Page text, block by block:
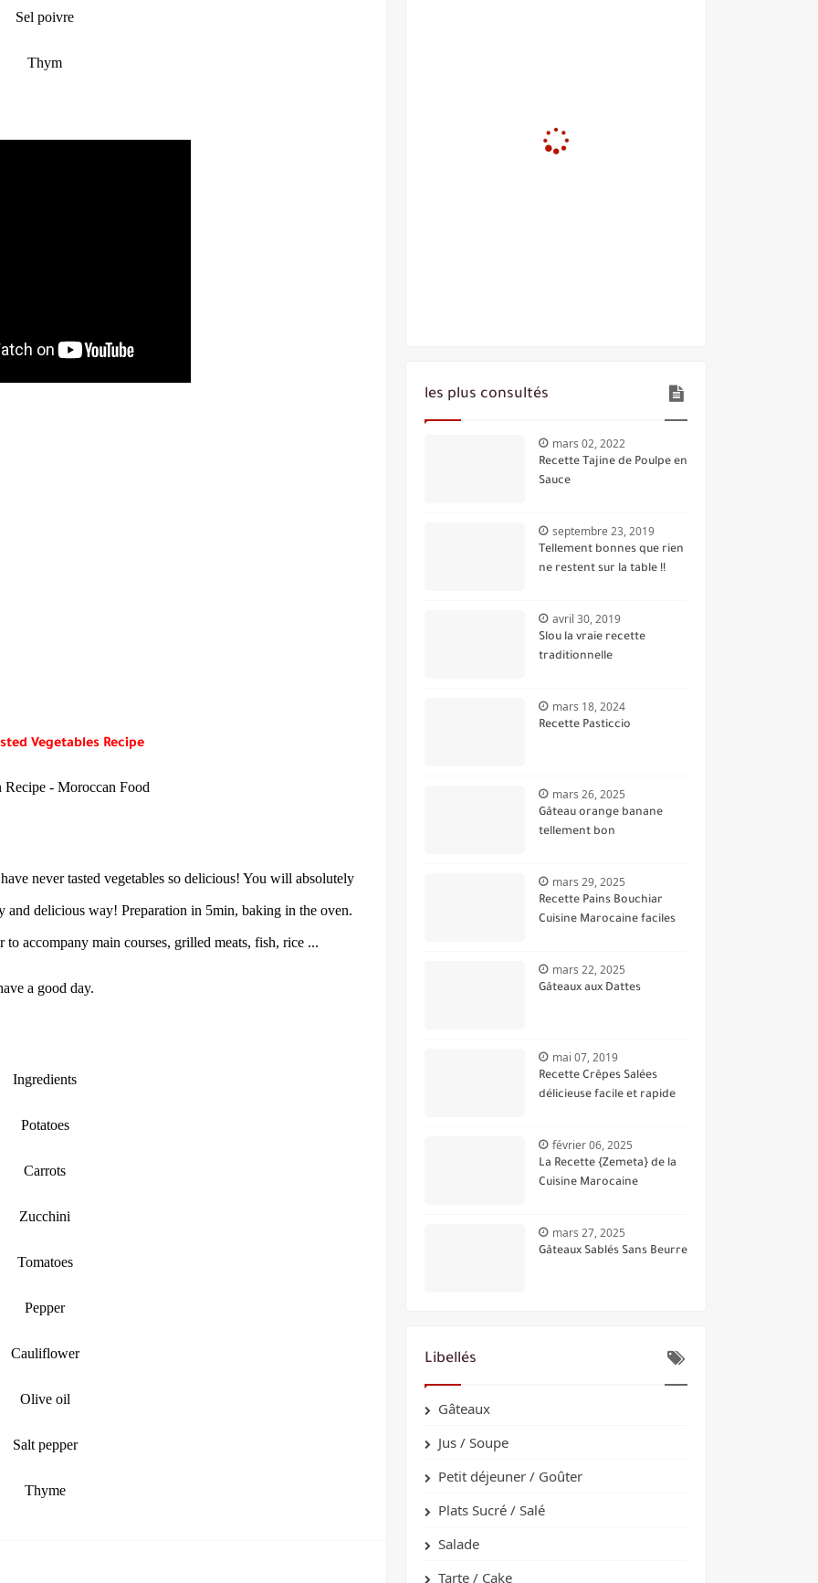
Sel poivre
Thym
Vegetables Recipe
Recipe - Moroccan Food
never tasted vegetables so delicious! You will absolutely
and delicious way! Preparation in 5min, baking in the oven.
accompany main courses, grilled meats, fish, rice ...
a good day.
Ingredients
Potatoes
Carrots
Zucchini
Tomatoes
Pepper
Cauliflower
Olive oil
Salt pepper
Thyme
les plus consultés
mars 02, 2022
Recette Tajine de Poulpe en
Sauce
septembre 23, 2019
Tellement bonnes que rien
ne restent sur la table !!
avril 30, 2019
Slou la vraie recette
traditionnelle
mars 18, 2024
Recette Pasticcio
mars 26, 2025
Gâteau orange banane
tellement bon
mars 29, 2025
Recette Pains Bouchiar
Cuisine Marocaine faciles
mars 22, 2025
Gâteaux aux Dattes
mai 07, 2019
Recette Crêpes Salées
délicieuse facile et rapide
février 06, 2025
La Recette {Zemeta} de la
Cuisine Marocaine
mars 27, 2025
Gâteaux Sablés Sans Beurre
Libellés
Gâteaux
Jus / Soupe
Petit déjeuner / Goûter
Plats Sucré / Salé
Salade
Tarte / Cake